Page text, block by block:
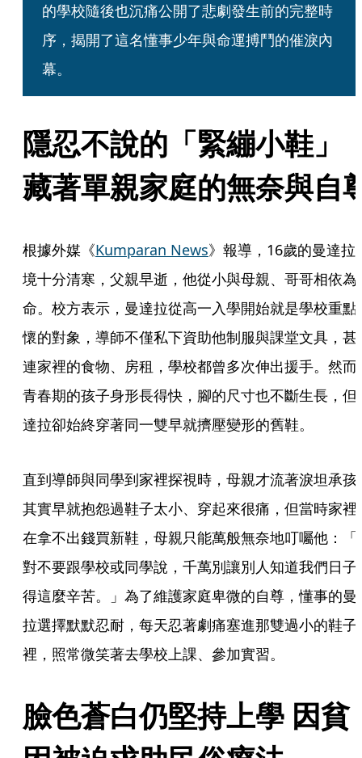
的學校隨後也沉痛公開了悲劇發生前的完整時
序，揭開了這名懂事少年與命運搏鬥的催淚內
幕。
隱忍不說的「緊繃小鞋」
藏著單親家庭的無奈與自
根據外媒《Kumparan News》報導，16歲的曼達拉
境十分清寒，父親早逝，他從小與母親、哥哥相依為
命。校方表示，曼達拉從高一入學開始就是學校重點
懷的對象，導師不僅私下資助他制服與課堂文具，甚
連家裡的食物、房租，學校都曾多次伸出援手。然而
青春期的孩子身形長得快，腳的尺寸也不斷生長，但
達拉卻始終穿著同一雙早就擠壓變形的舊鞋。
直到導師與同學到家裡探視時，母親才流著淚坦承孩
其實早就抱怨過鞋子太小、穿起來很痛，但當時家裡
在拿不出錢買新鞋，母親只能萬般無奈地叮囑他：「
對不要跟學校或同學說，千萬別讓別人知道我們日子
得這麼辛苦。」為了維護家庭卑微的自尊，懂事的曼
拉選擇默默忍耐，每天忍著劇痛塞進那雙過小的鞋子
裡，照常微笑著去學校上課、參加實習。
臉色蒼白仍堅持上學 因貧